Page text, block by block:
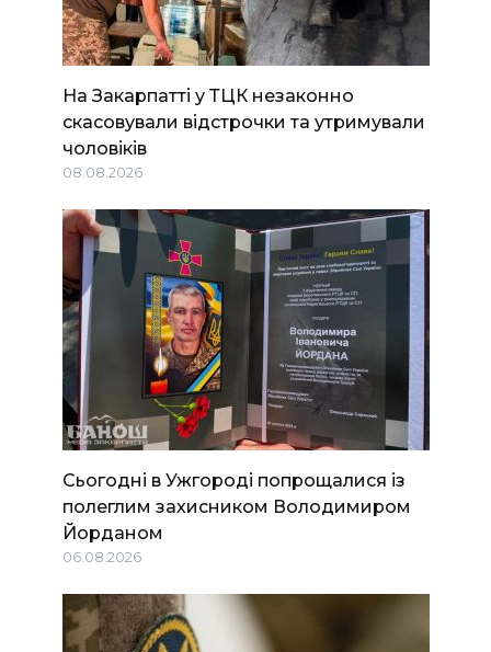
На Закарпатті у ТЦК незаконно
скасовували відстрочки та утримували
чоловіків
08.08.2026
Сьогодні в Ужгороді попрощалися із
полеглим захисником Володимиром
Йорданом
06.08.2026